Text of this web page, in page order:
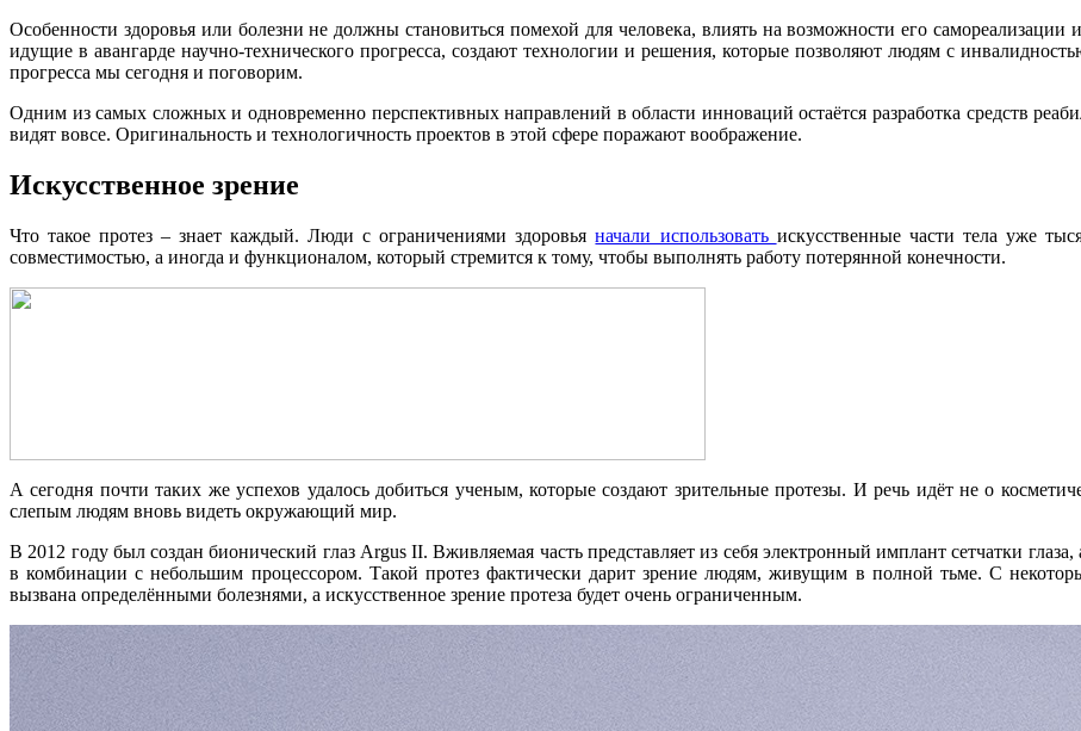
Особенности здоровья или болезни не должны становиться помехой для человека, влиять на возможности его
идущие в авангарде научно-технического прогресса, создают технологии и решения, которые позволяют людям с
прогресса мы сегодня и поговорим.
Одним из самых сложных и одновременно перспективных направлений в области инноваций остаётся разработка средств
видят вовсе. Оригинальность и технологичность проектов в этой сфере поражают воображение.
Искусственное зрение
Что такое протез – знает каждый. Люди с ограничениями здоровьяначали использовать искусственные части тела уже
совместимостью, а иногда и функционалом, который стремится к тому, чтобы выполнять работу потерянной конечности.
А сегодня почти таких же успехов удалось добиться ученым, которые создают зрительные протезы. И речь идёт не о
слепым людям вновь видеть окружающий мир.
В 2012 году был создан бионический глаз Argus II. Вживляемая часть представляет из себя электронный имплант сетчатки
в комбинации с небольшим процессором. Такой протез фактически дарит зрение людям, живущим в полной тьме. С
вызвана определёнными болезнями, а искусственное зрение протеза будет очень ограниченным.